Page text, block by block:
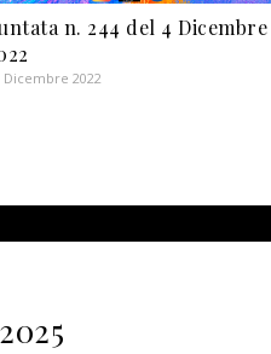
n. 244 del 4 Dicembre
Dicembre 2022